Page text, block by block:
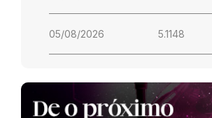
05/08/2026 5.1148